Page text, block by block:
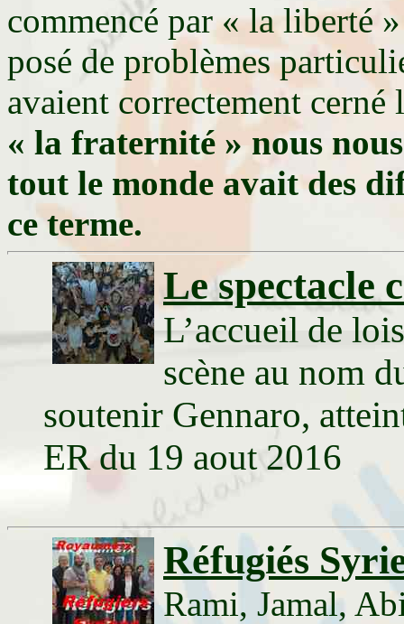
commencé par « la liberté
posé de problèmes
avaient correctement cerné
« la fraternité » nous
tout le monde avait des
ce terme.
Le spectacle
L’accueil de
scène au nom
soutenir Gennaro,
ER du 19 aout 2016
Réfugiés
Rami, Jamal,